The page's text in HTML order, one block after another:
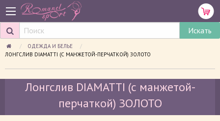
ОДЕЖДА И БЕЛЬЕ
ПРОСМАТРИВАЕМАЯ СТРАНИЦА:
ЛОНГСЛИВ DIAMATTI (С МАНЖЕТОЙ-ПЕРЧАТКОЙ) ЗОЛОТО
Лонгслив DIAMATTI (с манжетой-
перчаткой) ЗОЛОТО